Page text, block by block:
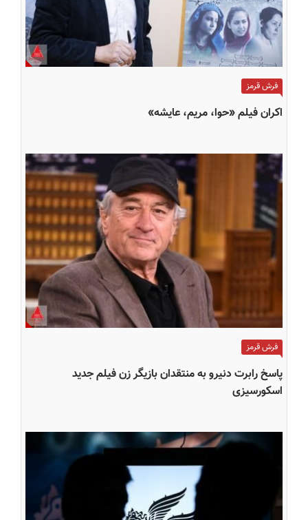
فرش قرمز
اکران فیلم «حوا، مریم، عایشه»
فرش قرمز
پاسخ رابرت دنیرو به منتقدان بازیگر زن فیلم جدید
اسکورسیزی